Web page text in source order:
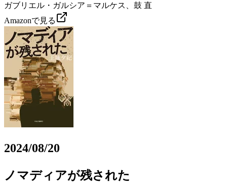
ガブリエル・ガルシア＝マルケス、鼓 直
Amazonで見る
2024/08/20
ノマディアが残された